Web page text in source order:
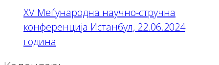
XV Меѓународна научно-стручна
конференција Истанбул, 22.06.2024
година